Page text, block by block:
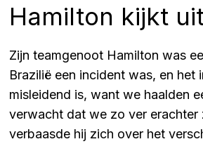
Hamilton kijkt
Zijn teamgenoot Hamilton was
Brazilië een incident was, en
misleidend is, want we haalden
verwacht dat we zo ver
verbaasde hij zich over het